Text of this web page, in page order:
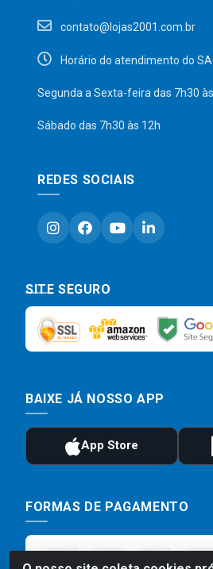
contato@lojas2001.com.br
Horário do atendimento do
Segunda a Sexta-feira das 7h30
Sábado das 7h30 às 12h
REDES SOCIAIS
SITE SEGURO
BAIXE JÁ NOSSO APP
FORMAS DE PAGAMENTO